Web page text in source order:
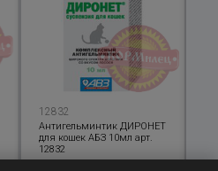
12832
Антигельминтик ДИРОНЕТ
для кошек АБЗ 10мл арт.
12832